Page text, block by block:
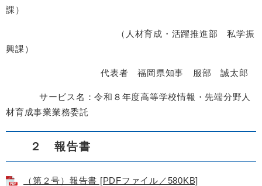
課）
（人材育成・活躍推進部 私学振
興課）
代表者 福岡県知事 服部 誠太郎
サービス名：令和８年度高等学校情報・先端分野人
材育成事業業務委託
２ 報告書
（第２号）報告書 [PDFファイル／580KB]